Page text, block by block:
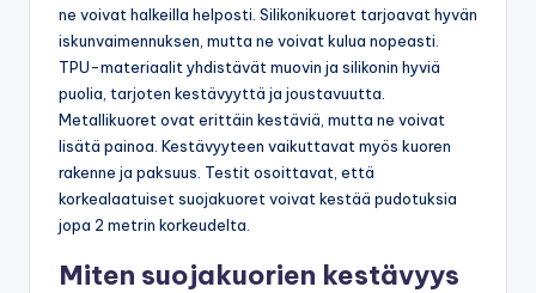
ne voivat halkeilla helposti. Silikonikuoret tarjoavat hyvän
iskunvaimennuksen, mutta ne voivat kulua nopeasti.
TPU-materiaalit yhdistävät muovin ja silikonin hyviä
puolia, tarjoten kestävyyttä ja joustavuutta.
Metallikuoret ovat erittäin kestäviä, mutta ne voivat
lisätä painoa. Kestävyyteen vaikuttavat myös kuoren
rakenne ja paksuus. Testit osoittavat, että
korkealaatuiset suojakuoret voivat kestää pudotuksia
jopa 2 metrin korkeudelta.
Miten suojakuorien kestävyys